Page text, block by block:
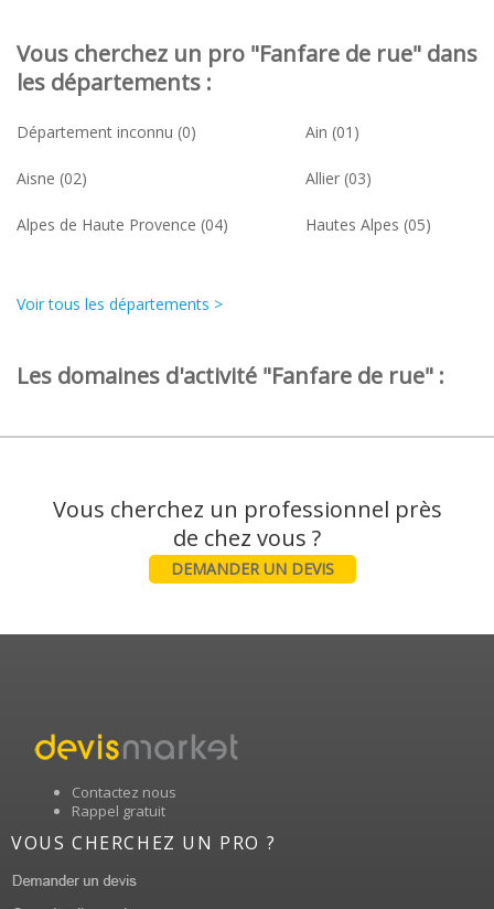
Vous cherchez un pro "Fanfare de rue" dans
les départements :
Département inconnu (0) Ain (01)
Aisne (02) Allier (03)
Alpes de Haute Provence (04) Hautes Alpes (05)
Voir tous les départements >
Les domaines d'activité "Fanfare de rue" :
Vous cherchez un professionnel près
DEMANDER UN DEVIS
Contactez nous
Rappel gratuit
VOUS CHERCHEZ UN PRO ?